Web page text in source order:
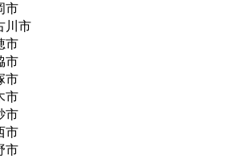
市
川市
市
市
市
市
市
市
市